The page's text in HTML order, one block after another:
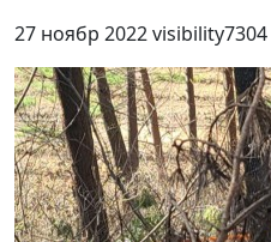
27 ноябр 2022visibility7304